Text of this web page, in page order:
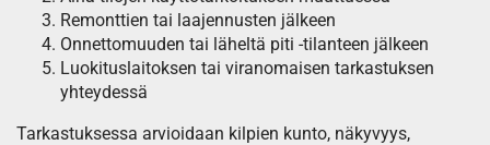
Remonttien tai laajennusten jälkeen
Onnettomuuden tai läheltä piti -tilanteen jälkeen
Luokituslaitoksen tai viranomaisen tarkastuksen
yhteydessä
Tarkastuksessa arvioidaan kilpien kunto, näkyvyys,